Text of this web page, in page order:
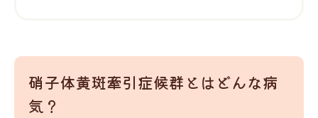
硝子体黄斑牽引症候群とはどんな病
気？